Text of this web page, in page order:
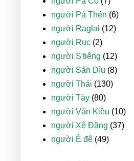
người Pà Thẻn (6)
người Raglai (12)
người Rục (2)
người S'tiêng (12)
người Sán Dìu (8)
người Thái (130)
người Tày (80)
người Vân Kiều (10)
người Xê Đăng (37)
người Ê đê (49)